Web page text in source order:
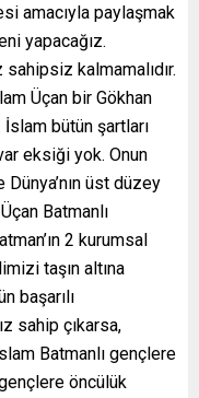
amacıyla paylaşmak
yapacağız.
sahipsiz kalmamalıdır.
Üçan bir Gökhan
bütün şartları
eksiği yok. Onun
üst düzey
Batmanlı
2 kurumsal
taşın altına
başarılı
sahip çıkarsa,
Batmanlı gençlere
öncülük